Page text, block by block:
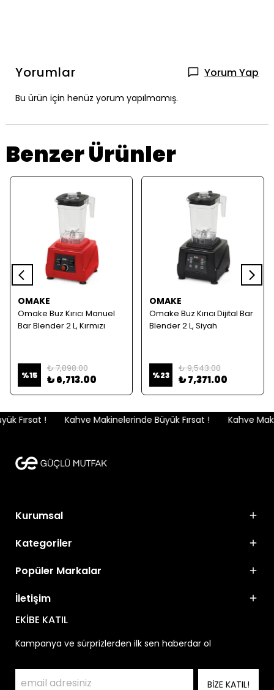
Yorumlar Yorum Yap
Bu ürün için henüz yorum yapılmamış.
Benzer Ürünler
OMAKE
Omake Buz Kırıcı Manuel
Bar Blender 2 L, Kırmızı
%15
₺ 7,898.00
₺ 6,713.00
OMAKE
Omake Buz Kırıcı Dijital Bar
Blender 2 L, Siyah
%23
₺ 9,543.00
₺ 7,371.00
Fırsat ! Kahve Makinelerinde Büyük Fırsat ! Kahve
Kurumsal
Kategoriler
Popüler Markalar
İletişim
EKİBE KATIL
Kampanya ve sürprizlerden ilk sen haberdar ol
BİZE KATIL!